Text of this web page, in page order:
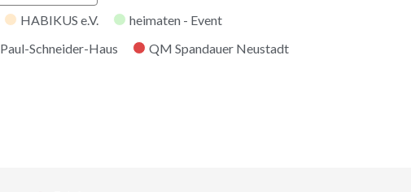
HABIKUS e.V.
heimaten - Event
Paul-Schneider-Haus
QM Spandauer Neustadt